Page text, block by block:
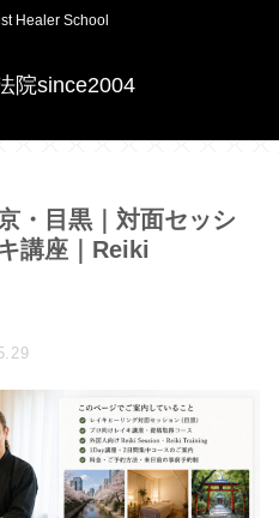
Healer School
院since2004
・目黒｜対面セッシ
講座｜Reiki